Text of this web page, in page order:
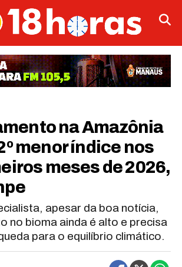
na Amazônia
menor índice nos
meses de 2026,
apesar da boa notícia,
no bioma ainda é alto e precisa
para o equilíbrio climático.